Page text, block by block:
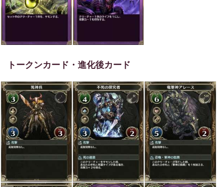
トークンカード・進化後カード